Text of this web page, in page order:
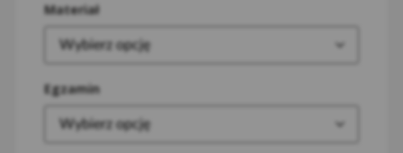
Materiał
Egzamin